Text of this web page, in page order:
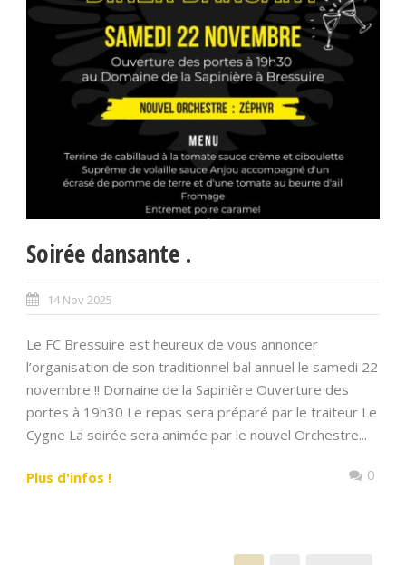
Soirée dansante .
14 Nov 2025
Le FC Bressuire est heureux de vous annoncer
l’organisation de son traditionnel bal annuel le samedi 22
novembre !! Domaine de la Sapinière Ouverture des
portes à 19h30 Le repas sera préparé par le traiteur Le
Cygne La soirée sera animée par le nouvel Orchestre...
Plus d'infos ! 0